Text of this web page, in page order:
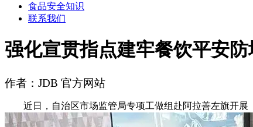
食品安全知识
联系我们
强化宣贯指点建牢餐饮平安
作者：JDB 官方网站
近日，自治区市场监管局专项工做组赴阿拉善左旗开展